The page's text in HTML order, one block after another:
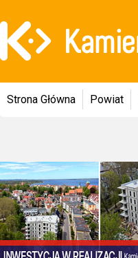
Strona Główna Powiat